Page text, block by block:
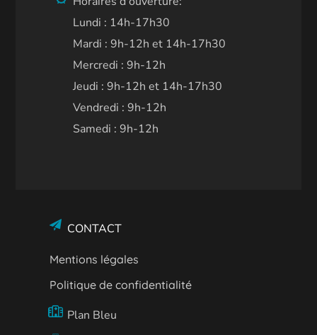
Lundi : 14h-17h30
Mardi : 9h-12h et 14h-17h30
Mercredi : 9h-12h
Jeudi : 9h-12h et 14h-17h30
Vendredi : 9h-12h
Samedi : 9h-12h
CONTACT
Mentions légales
Politique de confidentialité
Plan Bleu